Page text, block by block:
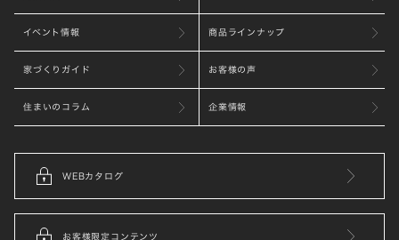
イベント情報 商品ラインナップ
家づくりガイド お客様の声
住まいのコラム 企業情報
WEBカタログ
お客様限定コンテンツ